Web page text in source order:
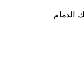
الدمام